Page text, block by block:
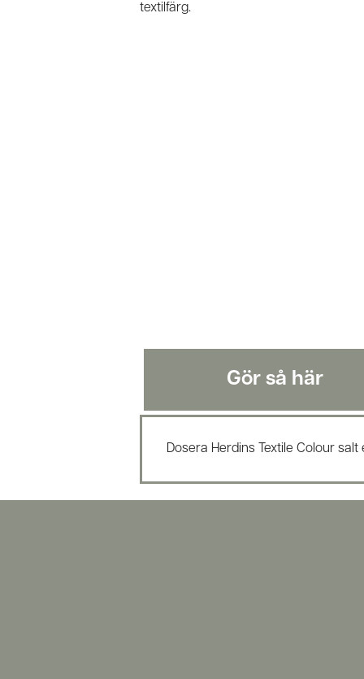
textilfärg.
Gör så här
Dosera Herdins Textile Colour